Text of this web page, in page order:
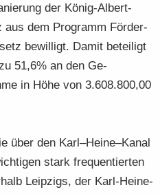
der König-​Albert-
aus dem Pro­gramm För­der­
be­wil­ligt. Damit be­tei­ligt
51,6% an den Ge-​
in Höhe von 3.608.800,00
über den Karl–Heine–Kanal
stark fre­quen­tier­ten
Leip­zigs, der Karl-​Heine-